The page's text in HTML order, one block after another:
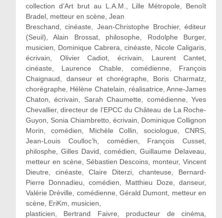
collection d’Art brut au L.A.M., Lille Métropole, Benoît
Bradel, metteur en scène, Jean
Breschand, cinéaste, Jean-Christophe Brochier, éditeur
(Seuil), Alain Brossat, philosophe, Rodolphe Burger,
musicien, Dominique Cabrera, cinéaste, Nicole Caligaris,
écrivain, Olivier Cadiot, écrivain, Laurent Cantet,
cinéaste, Laurence Chable, comédienne, François
Chaignaud, danseur et chorégraphe, Boris Charmatz,
chorégraphe, Hélène Chatelain, réalisatrice, Anne-James
Chaton, écrivain, Sarah Chaumette, comédienne, Yves
Chevallier, directeur de l’EPCC du Château de La Roche-
Guyon, Sonia Chiambretto, écrivain, Dominique Collignon
Morin, comédien, Michèle Collin, sociologue, CNRS,
Jean-Louis Coulloc’h, comédien, François Cusset,
philosphe, Gilles David, comédien, Guillaume Delaveau,
metteur en scène, Sébastien Descoins, monteur, Vincent
Dieutre, cinéaste, Claire Diterzi, chanteuse, Bernard-
Pierre Donnadieu, comédien, Matthieu Doze, danseur,
Valérie Dréville, comédienne, Gérald Dumont, metteur en
scène, EriKm, musicien,
plasticien, Bertrand Faivre, producteur de cinéma,